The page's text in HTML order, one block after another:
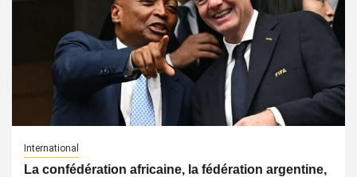
International
La confédération africaine, la fédération argentine,